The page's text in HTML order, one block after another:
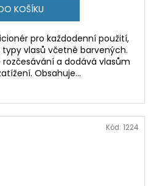
KOŠÍKU
pro každodenní použití,
vlasů včetně barvených.
rozčesávání a dodává vlasům
Obsahuje...
Kód: 1224